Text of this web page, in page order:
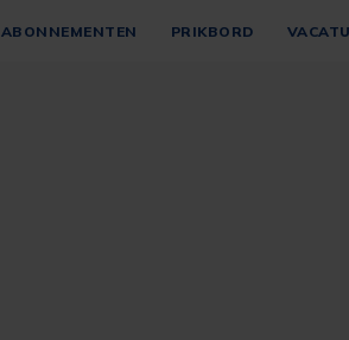
ABONNEMENTEN PRIKBORD